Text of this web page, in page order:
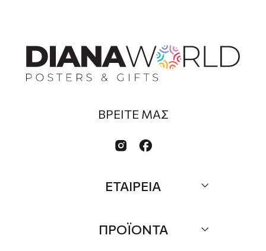
ΒΡΕΙΤΕ ΜΑΣ
 
ΕΤΑΙΡΕΙΑ
Επικοινωνία
ΠΡΟΪΟΝΤΑ